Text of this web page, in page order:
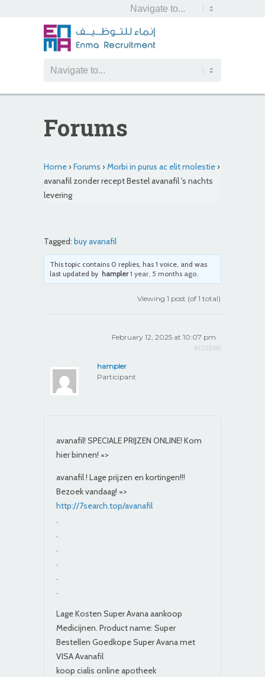
Forums
Home › Forums › Morbi in purus ac elit molestie ›
avanafil zonder recept Bestel avanafil 's nachts
levering
Tagged: buy avanafil
This topic contains 0 replies, has 1 voice, and was
last updated by hampler 1 year, 5 months ago.
Viewing 1 post (of 1 total)
February 12, 2025 at 10:07 pm
#125368
hampler
Participant
avanafil! SPECIALE PRIJZEN ONLINE! Kom
hier binnen! =>
avanafil ! Lage prijzen en kortingen!!!
Bezoek vandaag! =>
http://7search.top/avanafil
.
.
.
.
.
.
Lage Kosten Super Avana aankoop
Medicijnen. Product name: Super
Bestellen Goedkope Super Avana met
VISA Avanafil
koop cialis online apotheek